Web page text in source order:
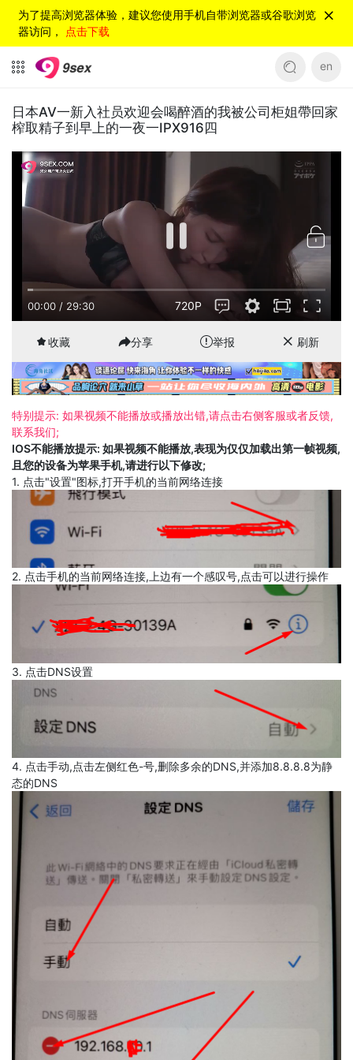
为了提高浏览器体验，建议您使用手机自带浏览器或谷歌浏览
器访问， 点击下载
en
日本AV一新入社员欢迎会喝醉酒的我被公司柜姐帶回家
榨取精子到早上的一夜一IPX916四
00:00 / 29:30 720P
收藏 分享 举报 刷新
特别提示: 如果视频不能播放或播放出错,请点击右侧客服或者反馈,
联系我们;
IOS不能播放提示: 如果视频不能播放,表现为仅仅加载出第一帧视频,
且您的设备为苹果手机,请进行以下修改;
1. 点击"设置"图标,打开手机的当前网络连接
2. 点击手机的当前网络连接,上边有一个感叹号,点击可以进行操作
3. 点击DNS设置
4. 点击手动,点击左侧红色-号,删除多余的DNS,并添加8.8.8.8为静
态的DNS